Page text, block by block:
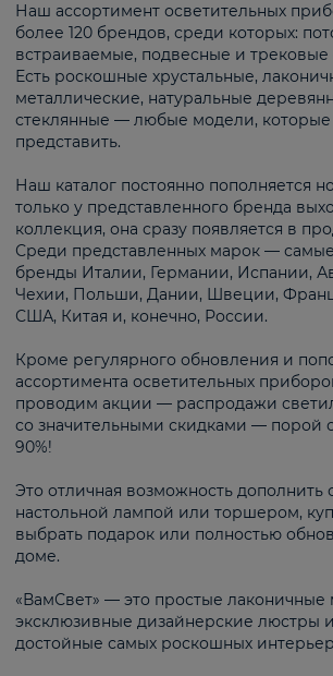
Наш ассортимент осветительных
более 120 брендов, среди которых:
встраиваемые, подвесные и трековые
Есть роскошные хрустальные,
металлические, натуральные
стеклянные — любые модели,
представить.
Наш каталог постоянно пополняется
только у представленного бренда
коллекция, она сразу появляется в
Среди представленных марок —
бренды Италии, Германии, Испании,
Чехии, Польши, Дании, Швеции,
США, Китая и, конечно, России.
Кроме регулярного обновления и
ассортимента осветительных
проводим акции — распродажи
со значительными скидками — порой
90%!
Это отличная возможность дополнить
настольной лампой или торшером,
выбрать подарок или полностью
доме.
«ВамСвет» — это простые лаконичные
эксклюзивные дизайнерские люстры
достойные самых роскошных